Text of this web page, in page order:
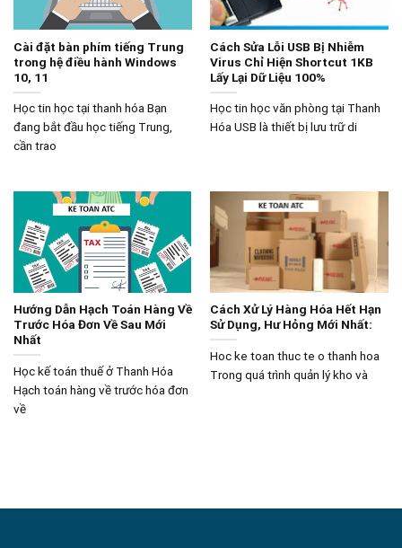
Cài đặt bàn phím tiếng Trung
trong hệ điều hành Windows
10, 11
Học tin học tại thanh hóa Bạn
đang bắt đầu học tiếng Trung,
cần trao
Cách Sửa Lỗi USB Bị Nhiễm
Virus Chỉ Hiện Shortcut 1KB
Lấy Lại Dữ Liệu 100%
Học tin học văn phòng tại Thanh
Hóa USB là thiết bị lưu trữ di
Hướng Dẫn Hạch Toán Hàng Về
Trước Hóa Đơn Về Sau Mới
Nhất
Học kế toán thuế ở Thanh Hóa
Hạch toán hàng về trước hóa đơn
về
Cách Xử Lý Hàng Hóa Hết Hạn
Sử Dụng, Hư Hỏng Mới Nhất:
Hoc ke toan thuc te o thanh hoa
Trong quá trình quản lý kho và